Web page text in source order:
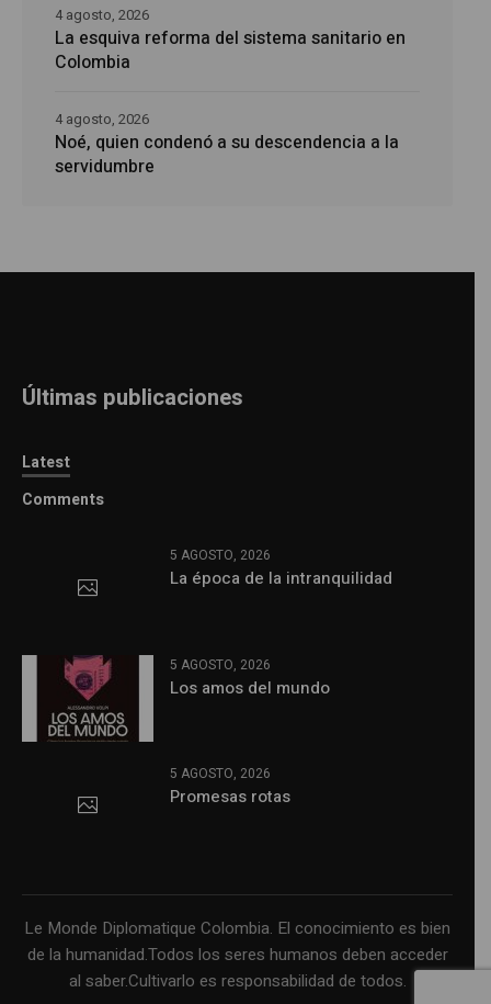
La esquiva reforma del sistema sanitario en
Colombia
4 agosto, 2026
Noé, quien condenó a su descendencia a la
servidumbre
4 agosto, 2026
Últimas publicaciones
Latest
Comments
5 AGOSTO, 2026
La época de la intranquilidad
5 AGOSTO, 2026
Los amos del mundo
5 AGOSTO, 2026
Promesas rotas
Le Monde Diplomatique Colombia. El conocimiento es bien
de la humanidad.Todos los seres humanos deben acceder
al saber.Cultivarlo es responsabilidad de todos.